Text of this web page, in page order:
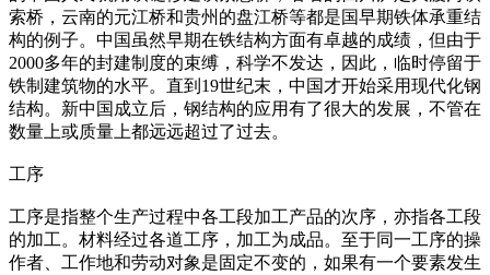
索桥，云南的元江桥和贵州的盘江桥等都是国早期铁体承重结
构的例子。中国虽然早期在铁结构方面有卓越的成绩，但由于
2000多年的封建制度的束缚，科学不发达，因此，临时停留于
铁制建筑物的水平。直到19世纪末，中国才开始采用现代化钢
结构。新中国成立后，钢结构的应用有了很大的发展，不管在
数量上或质量上都远远超过了过去。
工序
工序是指整个生产过程中各工段加工产品的次序，亦指各工段
的加工。材料经过各道工序，加工为成品。至于同一工序的操
作者、工作地和劳动对象是固定不变的，如果有一个要素发生